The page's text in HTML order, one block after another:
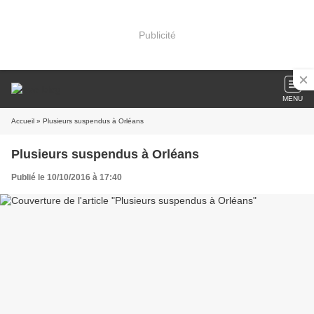
Publicité
MENU
Accueil » Plusieurs suspendus à Orléans
Plusieurs suspendus à Orléans
Publié le 10/10/2016 à 17:40